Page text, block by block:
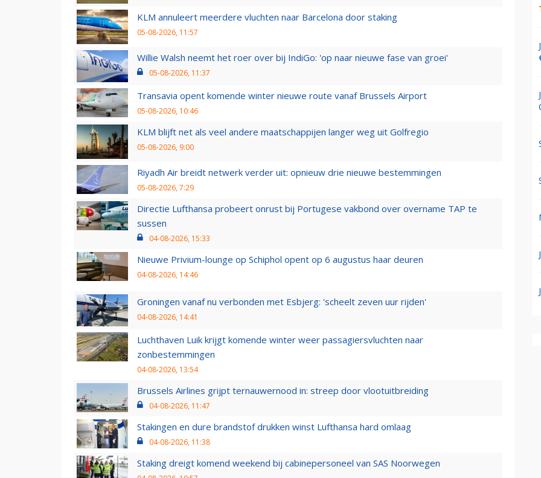
KLM annuleert meerdere vluchten naar Barcelona door staking
05-08-2026, 11:57
Willie Walsh neemt het roer over bij IndiGo: 'op naar nieuwe fase van groei'
05-08-2026, 11:37
Transavia opent komende winter nieuwe route vanaf Brussels Airport
05-08-2026, 10:46
KLM blijft net als veel andere maatschappijen langer weg uit Golfregio
05-08-2026, 9:00
Riyadh Air breidt netwerk verder uit: opnieuw drie nieuwe bestemmingen
05-08-2026, 7:29
Directie Lufthansa probeert onrust bij Portugese vakbond over overname TAP te
sussen
04-08-2026, 15:33
Nieuwe Privium-lounge op Schiphol opent op 6 augustus haar deuren
04-08-2026, 14:46
Groningen vanaf nu verbonden met Esbjerg: 'scheelt zeven uur rijden'
04-08-2026, 14:41
Luchthaven Luik krijgt komende winter weer passagiersvluchten naar
zonbestemmingen
04-08-2026, 13:54
Brussels Airlines grijpt ternauwernood in: streep door vlootuitbreiding
04-08-2026, 11:47
Stakingen en dure brandstof drukken winst Lufthansa hard omlaag
04-08-2026, 11:38
Staking dreigt komend weekend bij cabinepersoneel van SAS Noorwegen